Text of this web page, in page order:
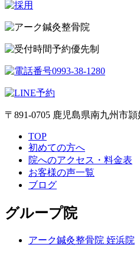
予約優先制
〒891-0705 鹿児島県南九州市
TOP
初めての方へ
院へのアクセス・料金表
お客様の声一覧
ブログ
グループ院
アーク鍼灸整骨院 姪浜院